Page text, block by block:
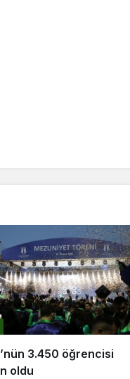
3.450 öğrencisi
oldu